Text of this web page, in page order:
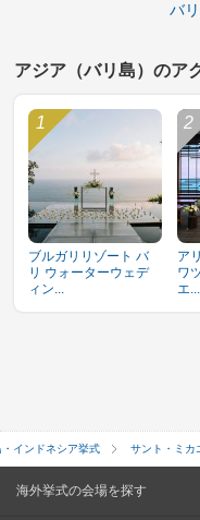
バ
アジア（バリ島）のア
ブルガリリゾート バ
リ ウォーターウェデ
ィン...
ア
ワ
エ...
・インドネシア挙式 サント・ミカ
海外挙式の会場を探す